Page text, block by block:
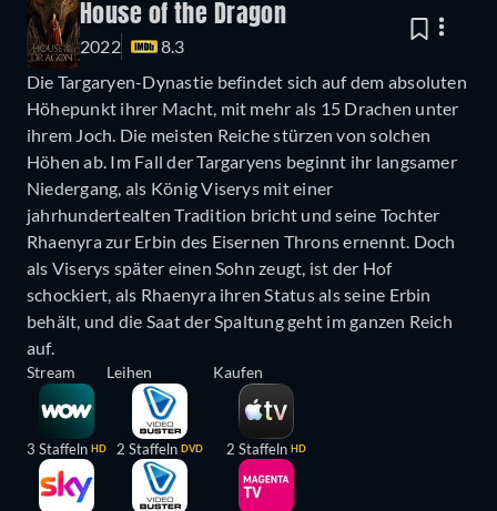
House of the Dragon
2022
8.3
Die Targaryen-Dynastie befindet sich auf dem absoluten
Höhepunkt ihrer Macht, mit mehr als 15 Drachen unter
ihrem Joch. Die meisten Reiche stürzen von solchen
Höhen ab. Im Fall der Targaryens beginnt ihr langsamer
Niedergang, als König Viserys mit einer
jahrhundertealten Tradition bricht und seine Tochter
Rhaenyra zur Erbin des Eisernen Throns ernennt. Doch
als Viserys später einen Sohn zeugt, ist der Hof
schockiert, als Rhaenyra ihren Status als seine Erbin
behält, und die Saat der Spaltung geht im ganzen Reich
auf.
Stream
3 Staffeln HD
Leihen
2 Staffeln DVD
Kaufen
2 Staffeln HD